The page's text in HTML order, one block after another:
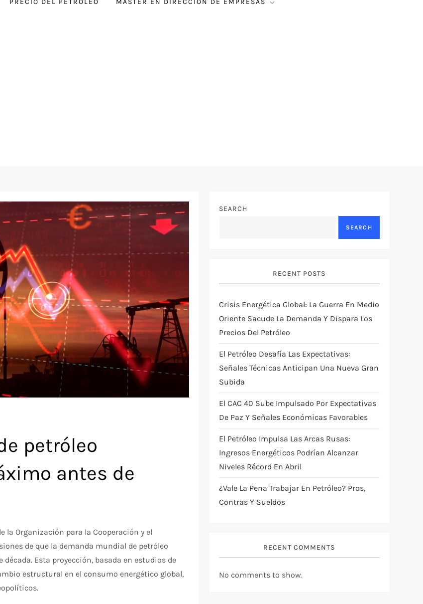
PRECIO DEL PETRÓLEO MÁSTER EN DIRECCIÓN DE EMPRESAS
petróleo
antes de
la Organización para la Cooperación y el
de que la demanda mundial de petróleo
Esta proyección, basada en estudios de
estructural en el consumo energético global,
SEARCH
SEARCH
RECENT POSTS
Crisis Energética Global: La Guerra En Medio
Oriente Sacude La Demanda Y Dispara Los
Precios Del Petróleo
El Petróleo Desafía Las Expectativas:
Señales Técnicas Anticipan Una Nueva Gran
Subida
El CAC 40 Sube Impulsado Por Expectativas
De Paz Y Señales Económicas Favorables
El Petróleo Impulsa Las Arcas Rusas:
Ingresos Energéticos Podrían Alcanzar
Niveles Récord En Abril
¿Vale La Pena Trabajar En Petróleo? Pros,
Contras Y Sueldos
RECENT COMMENTS
No comments to show.